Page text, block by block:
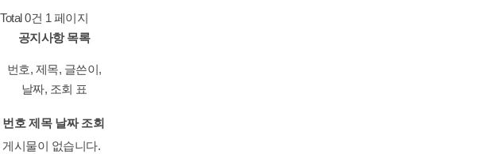
Total 0건 1 페이지
공지사항 목록
번호, 제목, 글쓴이,
날짜, 조회 표
번호 제목 날짜 조회
게시물이 없습니다.